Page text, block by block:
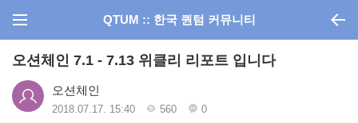
QTUM :: 한국 퀀텀 커뮤니티
오션체인 7.1 - 7.13 위클리 리포트 입니다
오션체인
2018.07.17. 15:40 560 0